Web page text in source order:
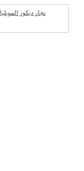
نجار ديكور الموبليا